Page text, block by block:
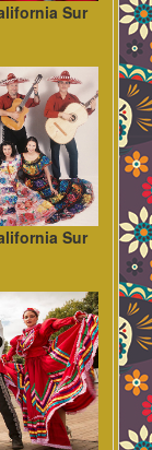
Sur
Sur